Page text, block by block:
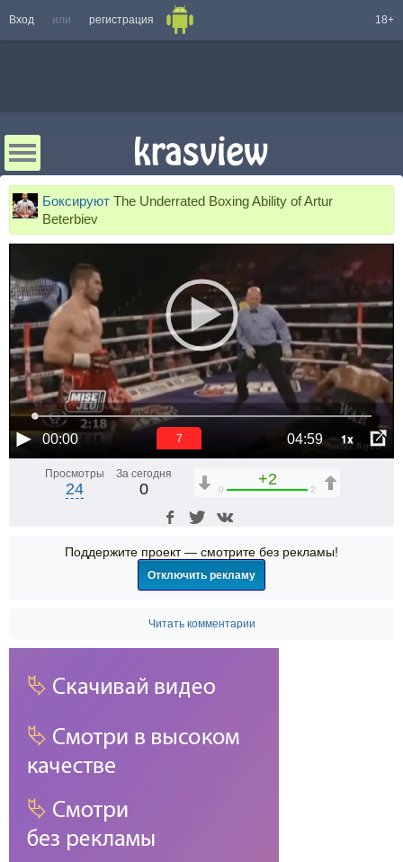
Вход или регистрация 18+
Боксируют The Underrated Boxing Ability of Artur
Beterbiev
00:00 04:59 1x
6
Просмотры
24
За сегодня
0
+2
0 2
Поддержите проект — смотрите без рекламы!
Отключить рекламу
Читать комментарии